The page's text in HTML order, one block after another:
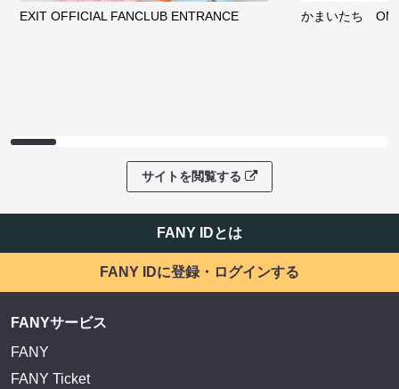
EXIT OFFICIAL FANCLUB ENTRANCE かまいたち
サイトを閲覧する
FANY IDとは
FANY IDに登録・ログインする
FANYサービス
FANY
FANY Ticket